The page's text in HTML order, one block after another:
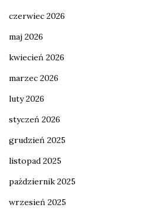
czerwiec 2026
maj 2026
kwiecień 2026
marzec 2026
luty 2026
styczeń 2026
grudzień 2025
listopad 2025
październik 2025
wrzesień 2025